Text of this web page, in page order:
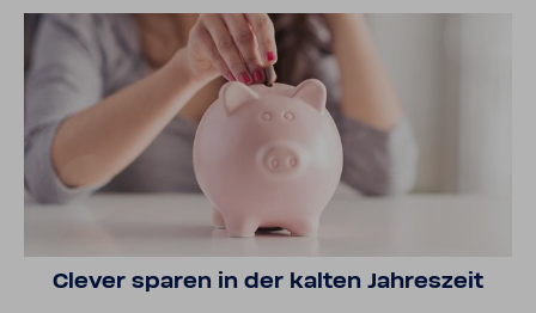
Clever sparen in der kalten Jahres­zeit